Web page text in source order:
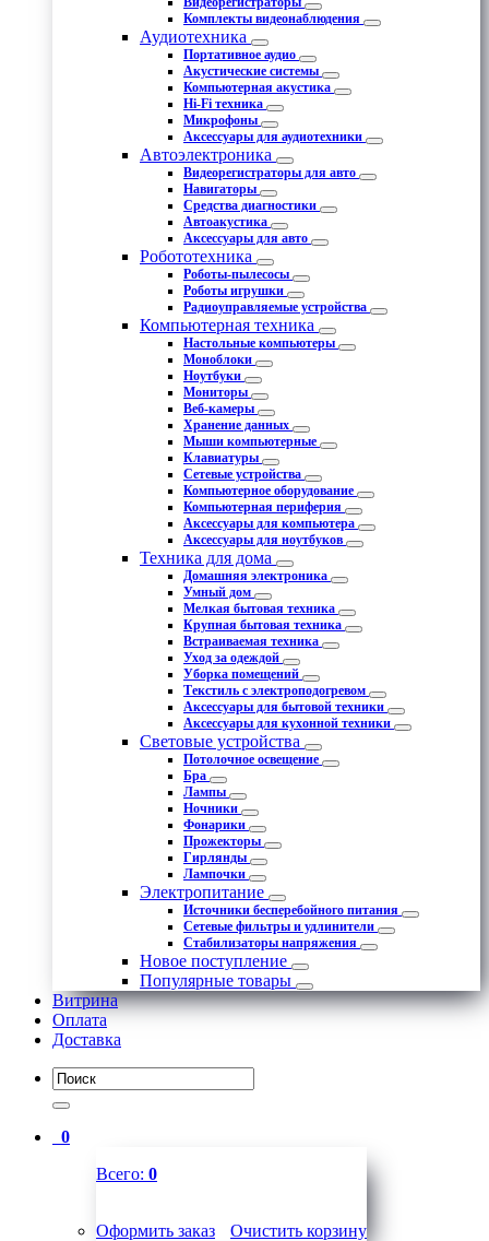
Комплекты видеонаблюдения
Аудиотехника
Портативное аудио
Акустические системы
Компьютерная акустика
Hi-Fi техника
Микрофоны
Аксессуары для аудиотехники
Автоэлектроника
Видеорегистраторы для авто
Навигаторы
Средства диагностики
Автоакустика
Аксессуары для авто
Робототехника
Роботы-пылесосы
Роботы игрушки
Радиоуправляемые устройства
Компьютерная техника
Настольные компьютеры
Моноблоки
Ноутбуки
Мониторы
Веб-камеры
Хранение данных
Мыши компьютерные
Клавиатуры
Сетевые устройства
Компьютерное оборудование
Компьютерная периферия
Аксессуары для компьютера
Аксессуары для ноутбуков
Техника для дома
Домашняя электроника
Умный дом
Мелкая бытовая техника
Крупная бытовая техника
Встраиваемая техника
Уход за одеждой
Уборка помещений
Текстиль с электроподогревом
Аксессуары для бытовой техники
Аксессуары для кухонной техники
Световые устройства
Потолочное освещение
Бра
Лампы
Ночники
Фонарики
Прожекторы
Гирлянды
Лампочки
Электропитание
Источники бесперебойного питания
Сетевые фильтры и удлинители
Стабилизаторы напряжения
Новое поступление
Популярные товары
Витрина
Оплата
Доставка
0
Всего: 0
Оформить заказ
Очистить корзину